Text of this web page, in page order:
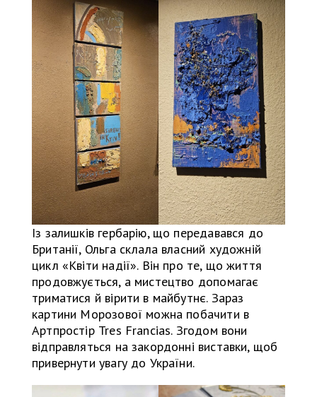
Із залишків гербарію, що передавався до
Британії, Ольга склала власний художній
цикл «Квіти надії». Він про те, що життя
продовжується, а мистецтво допомагає
триматися й вірити в майбутнє. Зараз
картини Морозової можна побачити в
Артпростір Tres Francias. Згодом вони
відправляться на закордонні виставки, щоб
привернути увагу до України.